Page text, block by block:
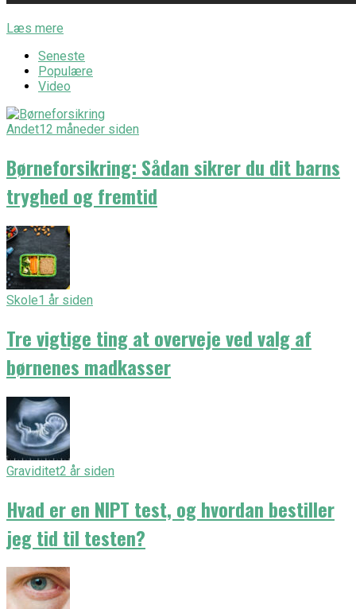
Læs mere
Seneste
Populære
Video
Andet12 måneder siden
Børneforsikring: Sådan sikrer du dit barns
tryghed og fremtid
Skole1 år siden
Tre vigtige ting at overveje ved valg af
børnenes madkasser
Graviditet2 år siden
Hvad er en NIPT test, og hvordan bestiller
jeg tid til testen?